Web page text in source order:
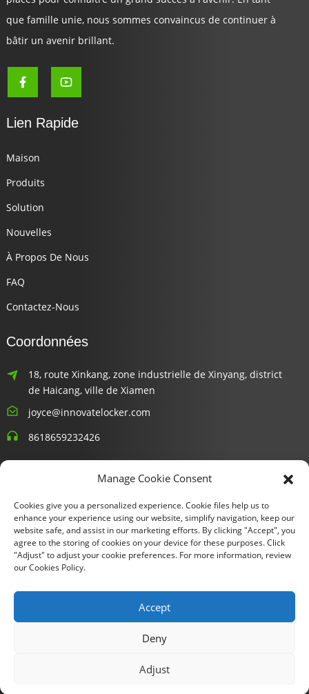
que famille unie, nous sommes convaincus de continuer à
bâtir un avenir brillant.
Lien Rapide
Maison
Produits
Solution
Nouvelles
À Propos De Nous
FAQ
Contactez-Nous
Coordonnées
18, route Xinkang, zone industrielle de Xinyang, district
de Haicang, ville de Xiamen
joyce@innovatelocker.com
8618659232426
Bulletins D'information
Entrez votre email et nous vous enverrons les dernières
informations sur les plans.
Demande De Renseignements Maintenant
- SitemapTrans
principale
Manage Cookie Consent
Cookies give you a personalized experience. Cookie files help us to
enhance your experience using our website, simplify navigation, keep our
website safe, and assist in our marketing efforts. By clicking "Accept", you
agree to the storing of cookies on your device for these purposes. Click
"Adjust" to adjust your cookie preferences. For more information, review
our Cookies Policy.
Accept
Deny
Adjust